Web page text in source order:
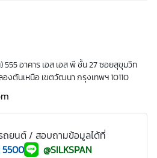
อาคาร เอส เอส พี ชั้น 27 ซอยสุขุมวิท
งตันเหนือ เขตวัฒนา กรุงเทพฯ 10110
ถยนต์ / สอบถามข้อมูลได้ที่
5500
@SILKSPAN